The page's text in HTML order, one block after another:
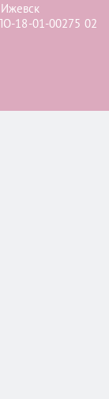
Ижевск
18-01-00275 02